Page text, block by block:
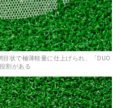
状で極薄軽量に仕上げられ、「DUO
割がある